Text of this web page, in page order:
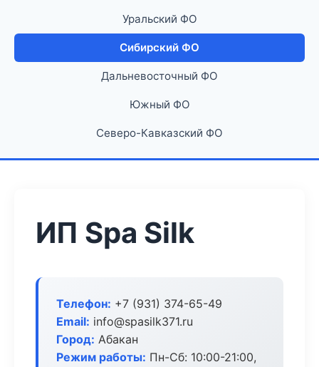
Уральский ФО
Сибирский ФО
Дальневосточный ФО
Южный ФО
Северо-Кавказский ФО
ИП Spa Silk
Телефон: +7 (931) 374-65-49
Email: info@spasilk371.ru
Город: Абакан
Режим работы: Пн-Сб: 10:00-21:00,